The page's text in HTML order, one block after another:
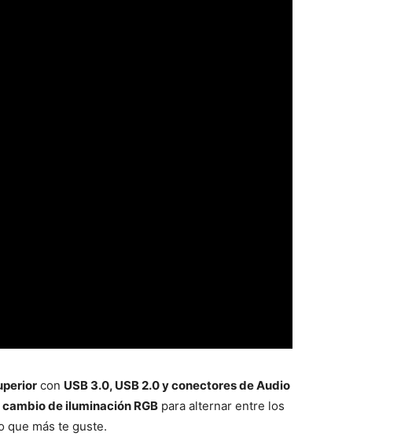
con USB 3.0, USB 2.0 y conectores de Audio
de iluminación RGB para alternar entre los
que más te guste.